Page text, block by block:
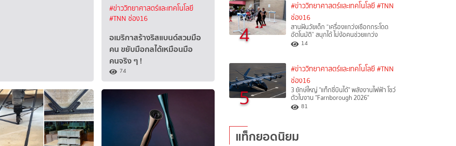
#ข่าววิทยาศาสตร์และเทคโนโลยี
#TNN ช่อง16
อเมริกาสร้างริสแบนด์สวมมือ
คน ขยับมือกลได้เหมือนมือ
คนจริง ๆ !
74
4
#ข่าววิทยาศาสตร์และเทคโนโลยี #TNN
ช่อง16
สานฝันวัยเด็ก “เครื่องแกว่งเชือกกระโดด
อัตโนมัติ” สนุกได้ ไม่ง้อคนช่วยแกว่ง
14
5
#ข่าววิทยาศาสตร์และเทคโนโลยี #TNN
ช่อง16
3 ยักษ์ใหญ่ "แท็กซี่บินได้" พลังงานไฟฟ้า โชว์
ตัวในงาน "Farnborough 2026"
81
แท็กยอดนิยม